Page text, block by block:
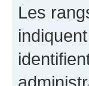
Les